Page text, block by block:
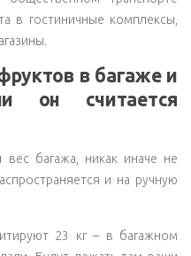
в гостиничные комплексы,
в багаже и
он считается
багажа, никак иначе не
и на ручную
23 кг – в багажном